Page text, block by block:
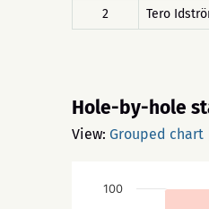
2
Tero
Hole-by-hole
View: Grouped chart
100